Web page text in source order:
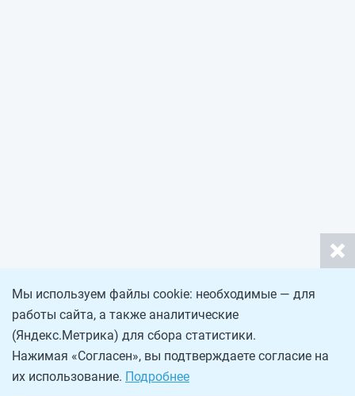
Мы используем файлы cookie: необходимые — для
работы сайта, а также аналитические
(Яндекс.Метрика) для сбора статистики.
Нажимая «Согласен», вы подтверждаете согласие на
их использование. Подробнее